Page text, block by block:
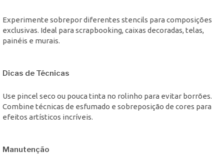
Experimente sobrepor diferentes stencils para composições
exclusivas. Ideal para scrapbooking, caixas decoradas, telas,
painéis e murais.
Dicas de Técnicas
Use pincel seco ou pouca tinta no rolinho para evitar borrões.
Combine técnicas de esfumado e sobreposição de cores para
efeitos artísticos incríveis.
Manutenção